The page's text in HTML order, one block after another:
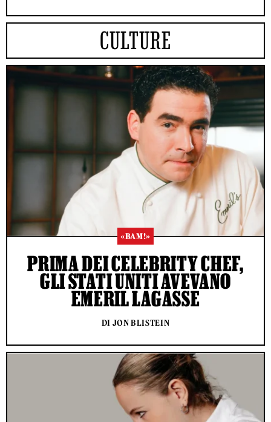
CULTURE
«BAM!»
PRIMA DEI CELEBRITY CHEF,
GLI STATI UNITI AVEVANO
EMERIL LAGASSE
DI JON BLISTEIN